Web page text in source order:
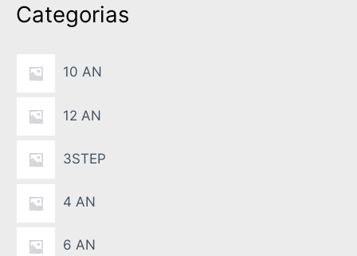
s
Categorias
10 AN
12 AN
3STEP
4 AN
6 AN